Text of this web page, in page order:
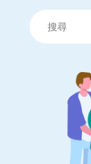
火險
危疾保